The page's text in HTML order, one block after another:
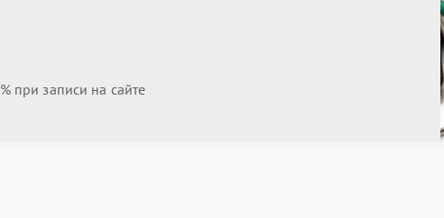
при записи на сайте